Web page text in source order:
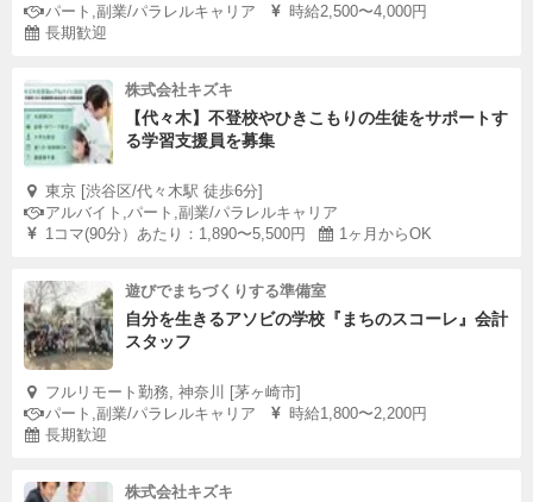
パート,副業/パラレルキャリア
時給2,500〜4,000円
長期歓迎
株式会社キズキ
【代々木】不登校やひきこもりの生徒をサポートす
る学習支援員を募集
東京 [渋谷区/代々木駅 徒歩6分]
アルバイト,パート,副業/パラレルキャリア
1コマ(90分）あたり：1,890〜5,500円
1ヶ月からOK
遊びでまちづくりする準備室
自分を生きるアソビの学校『まちのスコーレ』会計
スタッフ
フルリモート勤務, 神奈川 [茅ヶ崎市]
パート,副業/パラレルキャリア
時給1,800〜2,200円
長期歓迎
株式会社キズキ